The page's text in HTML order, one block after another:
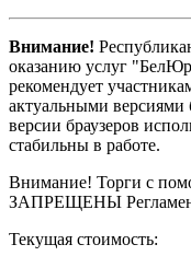
Внимание!
оказанию услуг
рекомендует
актуальными версиями
версии браузеров
стабильны в работе.
Внимание! Торги с
ЗАПРЕЩЕНЫ
Текущая стоимость: